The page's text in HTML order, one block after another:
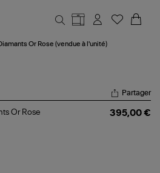
Or Rose (vendue à l'unité)
Partager
Or Rose
395,00 €